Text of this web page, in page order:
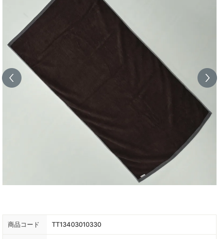
商品コード TT13403010330